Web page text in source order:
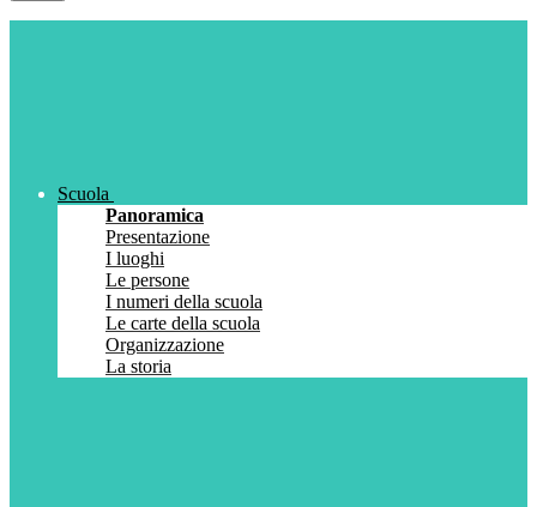
Scuola
Panoramica
Presentazione
I luoghi
Le persone
I numeri della scuola
Le carte della scuola
Organizzazione
La storia